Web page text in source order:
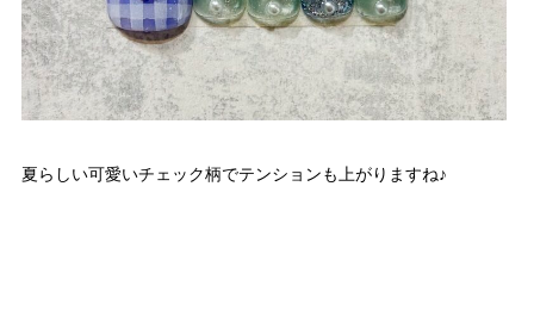
夏らしい可愛いチェック柄でテンションも上がりますね♪